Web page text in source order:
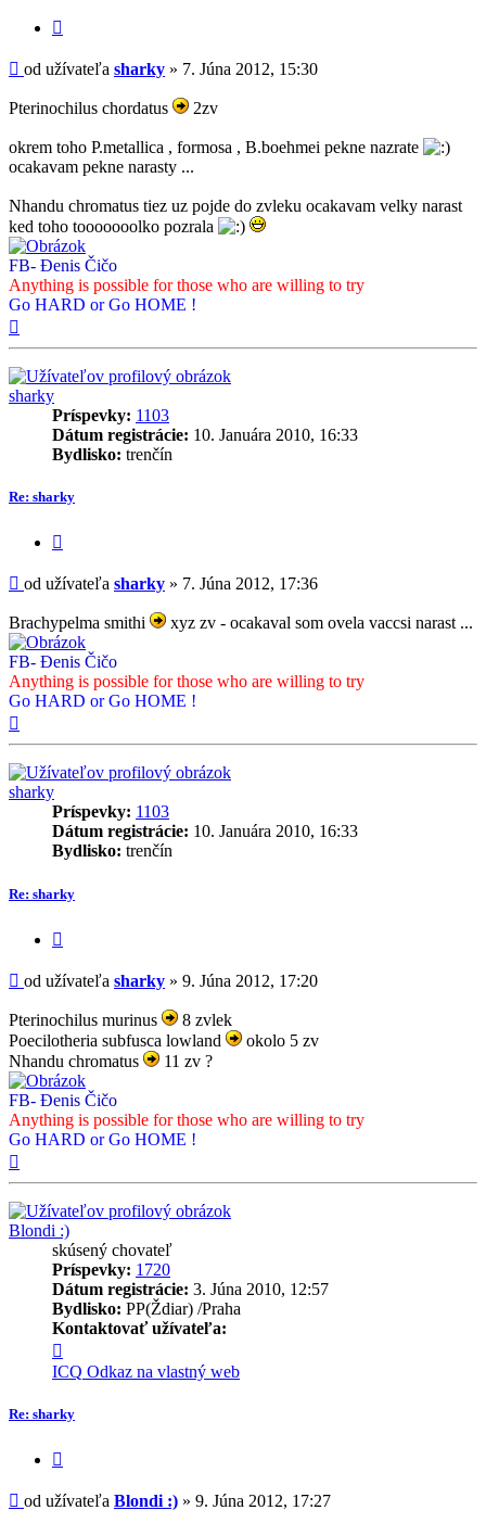
Príspevok
od užívateľa sharky » 7. Júna 2012, 15:30
Pterinochilus chordatus 2zv
okrem toho P.metallica , formosa , B.boehmei pekne nazrate
ocakavam pekne narasty ...
Nhandu chromatus tiez uz pojde do zvleku ocakavam velky narast
ked toho tooooooolko pozrala
FB- Đenis Čičo
Anything is possible for those who are willing to try
Go HARD or Go HOME !
sharky
Príspevky: 1103
Dátum registrácie: 10. Januára 2010, 16:33
Bydlisko: trenčín
Re: sharky
Príspevok
od užívateľa sharky » 7. Júna 2012, 17:36
Brachypelma smithi xyz zv - ocakaval som ovela vaccsi narast ...
FB- Đenis Čičo
Anything is possible for those who are willing to try
Go HARD or Go HOME !
sharky
Príspevky: 1103
Dátum registrácie: 10. Januára 2010, 16:33
Bydlisko: trenčín
Re: sharky
Príspevok
od užívateľa sharky » 9. Júna 2012, 17:20
Pterinochilus murinus
8 zvlek
Poecilotheria subfusca lowland
okolo 5 zv
Nhandu chromatus
11 zv ?
FB- Đenis Čičo
Anything is possible for those who are willing to try
Go HARD or Go HOME !
Blondi :)
skúsený chovateľ
Príspevky: 1720
Dátum registrácie: 3. Júna 2010, 12:57
Bydlisko: PP(Ždiar) /Praha
Kontaktovať užívateľa:
informácie
užívateľa
-
Blondi
ICQ Odkaz na vlastný web
Re: sharky
Príspevok
od užívateľa Blondi :) » 9. Júna 2012, 17:27